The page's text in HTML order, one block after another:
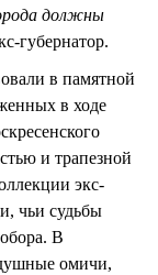
должны
губернатор.
в памятной
в ходе
и трапезной
экс-
чьи судьбы
В
омичи,